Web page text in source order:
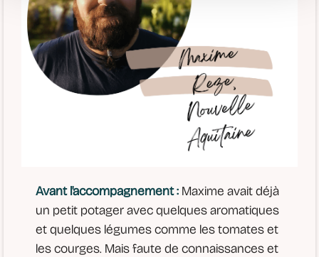
Avant l'accompagnement : Maxime avait déjà
un petit potager avec quelques aromatiques
et quelques légumes comme les tomates et
les courges. Mais faute de connaissances et